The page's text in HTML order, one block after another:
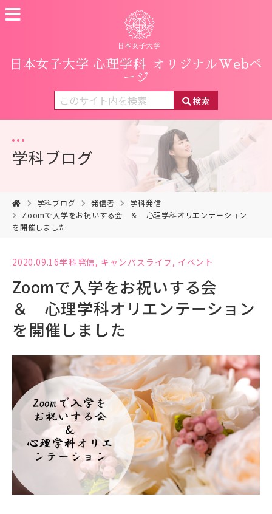
日本女子大学 心理学科
オリジナルWebペ
ージ
検索
学科ブログ
学科ブログ 発信者
学科発信
Zoomで入学をお祝いする会 ＆ 心理学科オリエンテーション
を開催しました
2020.09.16学科発信, キャンパスライフ , イベント
Zoomで入学をお祝いする会
＆ 心理学科オリエンテーション
を開催しました